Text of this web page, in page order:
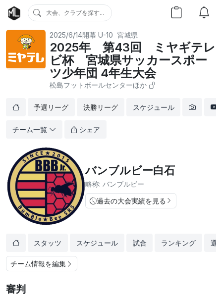
大会、クラブを探す...
2025/6/14開幕 U-10 宮城県
2025年 第43回 ミヤギテレ
ビ杯 宮城県サッカースポー
ツ少年団 4年生大会
松島フットボールセンターほか
予選リーグ 決勝リーグ スケジュール
チーム一覧 シェア
バンブルビー白石
略称: バンブルビー
過去の大会実績を見る
スタッツ スケジュール 試合 ランキング 選
チーム情報を編集
審判